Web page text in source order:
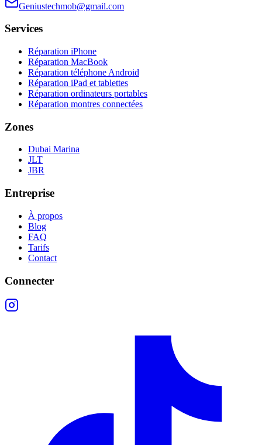
Geniustechmob@gmail.com
Services
Réparation iPhone
Réparation MacBook
Réparation téléphone Android
Réparation iPad et tablettes
Réparation ordinateurs portables
Réparation montres connectées
Zones
Dubai Marina
JLT
JBR
Entreprise
À propos
Blog
FAQ
Tarifs
Contact
Connecter